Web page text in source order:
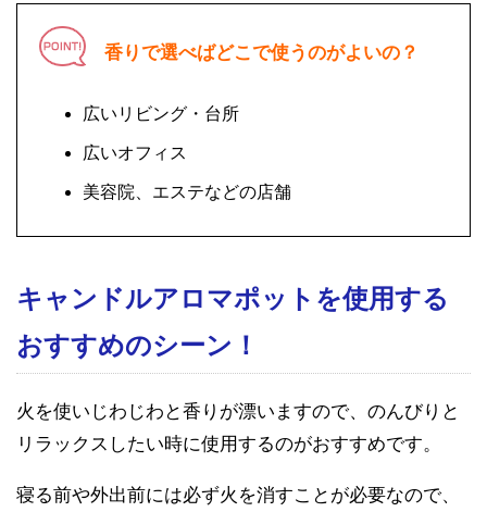
香りで選べばどこで使うのがよいの？
広いリビング・台所
広いオフィス
美容院、エステなどの店舗
キャンドルアロマポットを使用する
おすすめのシーン！
火を使いじわじわと香りが漂いますので、のんびりと
リラックスしたい時に使用するのがおすすめです。
寝る前や外出前には必ず火を消すことが必要なので、